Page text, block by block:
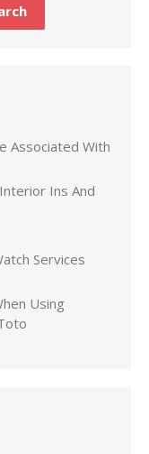
Associated With
Ins And
Services
Using